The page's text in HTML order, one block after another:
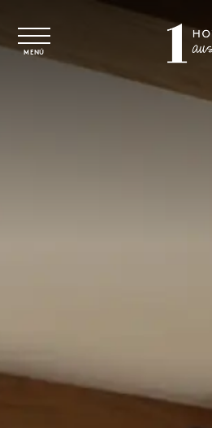
Ir al contenido principal
MENÚ